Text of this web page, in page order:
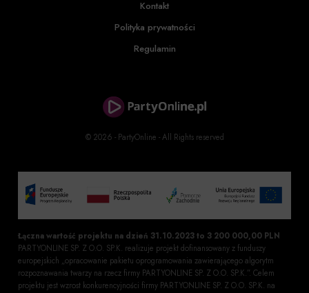
© 2026 - PartyOnline - All Rights reserved
Kontakt
Polityka prywatności
Regulamin
Łączna wartość projektu na dzień 31.10.2023 to 3 200 000,00 PLN
PARTYONLINE SP. Z O.O. SP.K. realizuje projekt dofinansowany z funduszy
europejskich „opracowanie pakietu oprogramowania zawierającego algorytm
rozpoznawania twarzy na rzecz firmy PARTYONLINE SP. Z O.O. SP.K.”. Celem
projektu jest wzrost konkurencyjności firmy PARTYONLINE SP. Z O.O. SP.K. na